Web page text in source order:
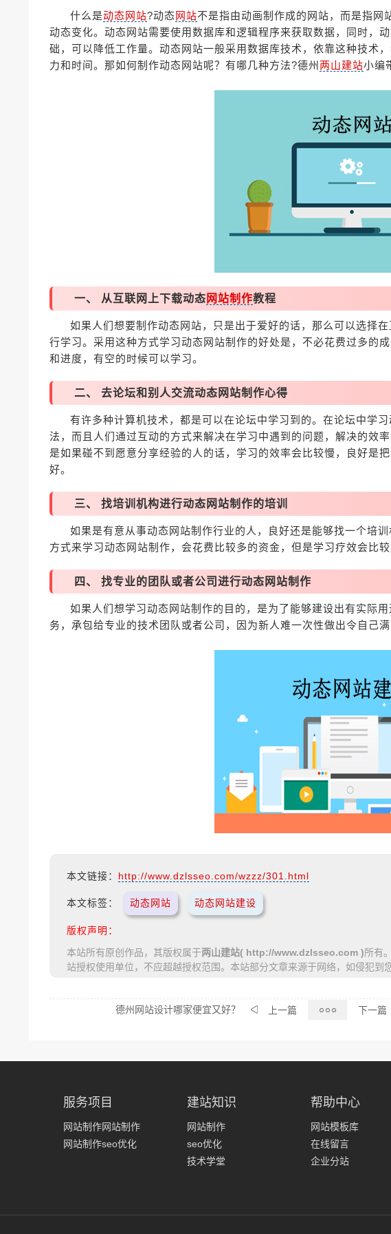
什么是动态网站?动态网站不是指由动画制作成的网站，而是指网
动态变化。动态网站需要使用数据库和逻辑程序来获取数据，同时，
础，可以降低工作量。动态网站一般采用数据库技术，依靠这种技术
力和时间。那如何制作动态网站呢？有哪几种方法?德州 两山建站小编
一、 从互联网上下载动态 网站制作教程
如果人们想要制作动态网站，只是出于爱好的话，那么可以选择
行学习。采用这种方式学习动态网站制作的好处是，不必花费过多的
和进度，有空的时候可以学习。
二、 去论坛和别人交流动态网站制作心得
有许多种计算机技术，都是可以在论坛中学习到的。在论坛中学
法，而且人们通过互动的方式来解决在学习中遇到的问题，解决的效
是如果碰不到愿意分享经验的人的话，学习的效率会比较慢，良好是
好。
三、 找培训机构进行动态网站制作的培训
如果是有意从事动态网站制作行业的人，良好还是能够找一个培
方式来学习动态网站制作，会花费比较多的资金，但是学习疗效会比较
四、 找专业的团队或者公司进行动态网站制作
如果人们想学习动态网站制作的目的，是为了能够建设出有实际
务，承包给专业的技术团队或者公司，因为新人难一次性做出令自己满
本文链接： http://www.dzlsseo.com/wzzz/301.html
本文标签： 动态网站 动态网站建设
版权声明：
本站所有原创作品，其版权属于两山建站( http://www.dzlsseo.com )所有
站授权使用单位，不应超越授权范围。本站部分文章来源于网络，如侵犯到
德州网站设计哪家便宜又好？ 上一篇 下一篇
服务项目
网站制作网站制作
网站制作seo优化
建站知识
网站制作
seo优化
技术学堂
帮助中心
网站模板库
在线留言
企业分站